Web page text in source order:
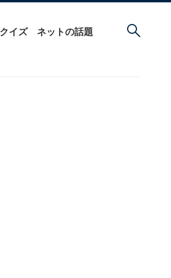
クイズ ネットの話題